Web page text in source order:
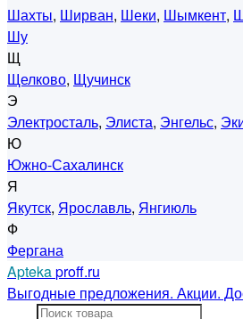
Шахты, Ширван, Шеки, Шымкент,
Шу
Щ
Щелково, Щучинск
Э
Электросталь, Элиста, Энгельс,
Ю
Южно-Сахалинск
Я
Якутск, Ярославль, Янгиюль
Ф
Фергана
Aptekaproff.ru
Выгодные предложения. Акции.